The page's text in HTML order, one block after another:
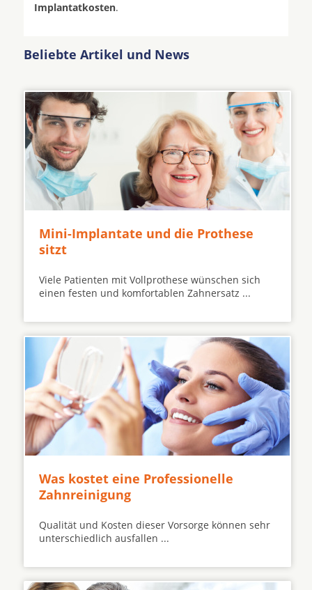
Implantatkosten.
Beliebte Artikel und News
Mini-Implantate und die Prothese
sitzt
Viele Patienten mit Vollprothese wünschen sich
einen festen und komfortablen Zahnersatz ...
Was kostet eine Professionelle
Zahnreinigung
Qualität und Kosten dieser Vorsorge können sehr
unterschiedlich ausfallen ...